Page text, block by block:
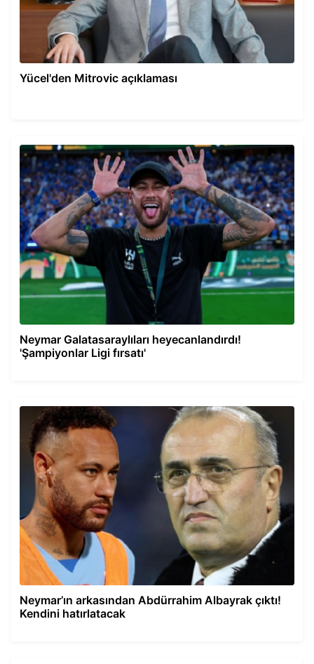
Yücel'den Mitrovic açıklaması
Neymar Galatasaraylıları heyecanlandırdı!
'Şampiyonlar Ligi fırsatı'
Neymar’ın arkasından Abdürrahim Albayrak çıktı!
Kendini hatırlatacak